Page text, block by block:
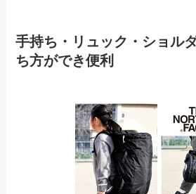
手持ち・リュック・ショル
ち方ができ便利